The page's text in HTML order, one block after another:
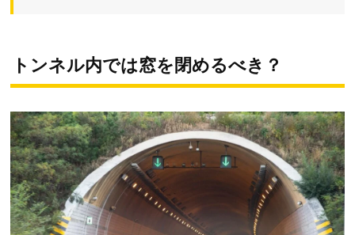
トンネル内では窓を閉めるべき？